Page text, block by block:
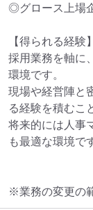
◎グロース上場
【得られる経験】
採用業務を軸に
環境です。
現場や経営陣と
る経験を積むこ
将来的には人事
も最適な環境で
※業務の変更の